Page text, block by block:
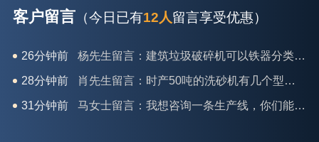
客户留言 （今日已有12人留言享受优惠）
28分钟前 肖先生留言：时产50吨的洗砂机有几个型号？
31分钟前 马女士留言：我想咨询一条生产线，你们能做吗？
35分钟前 龚先生留言：处理河石、花岗岩的500*750颚破机什么价位？